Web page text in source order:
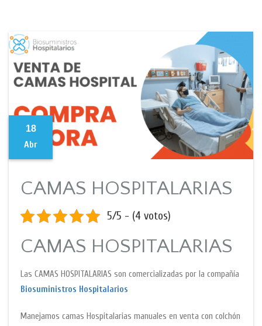
18
Abr
CAMAS HOSPITALARIAS
5/5 - (4 votos)
CAMAS HOSPITALARIAS
Las CAMAS HOSPITALARIAS son comercializadas por la compañía
Biosuministros Hospitalarios
Manejamos camas Hospitalarias manuales en venta con colchón